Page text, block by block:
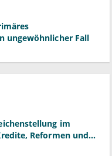
ungewöhnlicher Fall
im
Reformen und